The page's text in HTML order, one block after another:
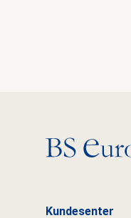
Gå til hovedsiden
Kundesenter